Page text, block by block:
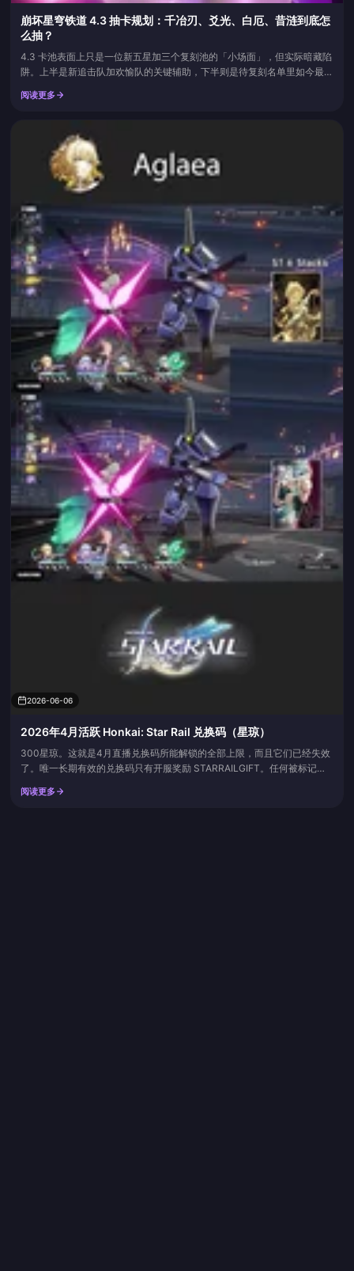
崩坏星穹铁道 4.3 抽卡规划：千冶刃、爻光、白厄、昔涟到底怎
么抽？
4.3 卡池表面上只是一位新五星加三个复刻池的「小场面」，但实际暗藏陷
阱。上半是新追击队加欢愉队的关键辅助，下半则是待复刻名单里如今最能
花在哪，给后面的版本留点后手。下面按角色逐一拆开讲。
阅读更多
2026-06-06
2026年4月活跃 Honkai: Star Rail 兑换码（星琼）
300星琼。这就是4月直播兑换码所能解锁的全部上限，而且它们已经失效
了。唯一长期有效的兑换码只有开服奖励 STARRAILGIFT。任何被标记为
100星琼，在直播后24至48小时内就会失效。至于让你找到这里的搜索词
阅读更多